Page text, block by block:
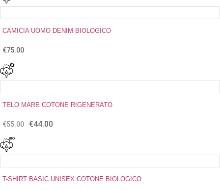
CAMICIA UOMO DENIM BIOLOGICO
€75.00
TELO MARE COTONE RIGENERATO
€55.00
Il
era:
€55.00.
€44.00
è:
€44.00.
T-SHIRT BASIC UNISEX COTONE BIOLOGICO